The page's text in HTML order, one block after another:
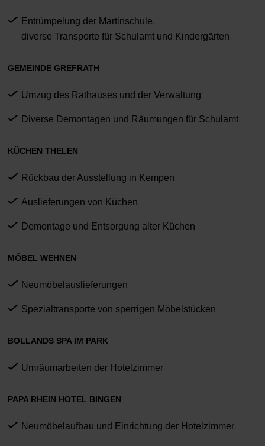
Entrümpelung der Martinschule,
diverse Transporte für Schulamt und Kindergärten
GEMEINDE GREFRATH
Umzug des Rathauses und der Verwaltung
Diverse Demontagen und Räumungen für Schulamt
KÜCHEN THELEN
Rückbau der Ausstellung in Kempen
Auslieferungen von Küchen
Demontage und Entsorgung alter Küchen
MÖBEL WEHNEN
Neumöbelauslieferungen
Spezialtransporte von sperrigen Möbelstücken
BOLLANDS SPA IM PARK
Umräumarbeiten der Hotelzimmer
PAPA RHEIN HOTEL BINGEN
Neumöbelaufbau und Einrichtung der Hotelzimmer